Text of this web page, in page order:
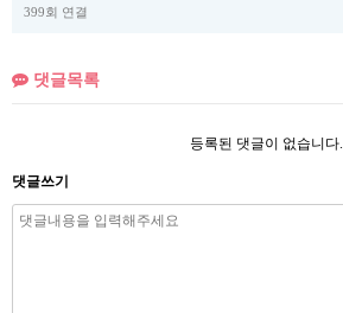
399회 연결
댓글목록
등록된 댓글이 없습니다.
댓글쓰기